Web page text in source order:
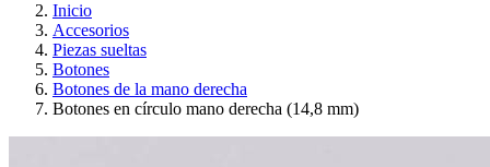
Inicio
Accesorios
Piezas sueltas
Botones
Botones de la mano derecha
Botones en círculo mano derecha (14,8 mm)